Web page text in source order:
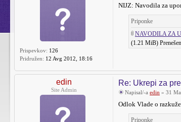
Prispevkov: 126
Pridružen: 12 Avg 2012, 18:16
NIJZ: Navodila za
Priponke
NAVODILA ZA
(1.21 MiB)
edin
Site Admin
Re: Ukrepi za
Napisal/-a edin » 31
Odlok Vlade o
Priponke